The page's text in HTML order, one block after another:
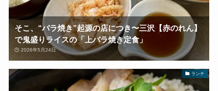
そこ、“バラ焼き”起源の店につき〜三沢【赤のれん】
で鬼盛りライスの「上バラ焼き定食」
2026年5月24日
ランチ